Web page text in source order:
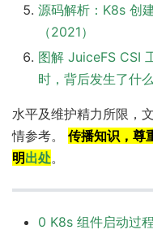
源码解析：K8s 创
（2021）
图解 JuiceFS CSI
时，背后发生了什么
水平及维护精力所限，
情参考。 传播知识，尊
明出处。
0 K8s 组件启动过程